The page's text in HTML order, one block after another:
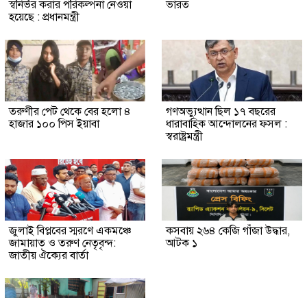
স্বনির্ভর করার পরিকল্পনা নেওয়া
হয়েছে : প্রধানমন্ত্রী
ভারত
তরুণীর পেট থেকে বের হলো ৪
হাজার ১০০ পিস ইয়াবা
গণঅভ্যুত্থান ছিল ১৭ বছরের
ধারাবাহিক আন্দোলনের ফসল :
স্বরাষ্ট্রমন্ত্রী
জুলাই বিপ্লবের স্মরণে একমঞ্চে
জামায়াত ও তরুণ নেতৃবৃন্দ:
জাতীয় ঐক্যের বার্তা
কসবায় ২৬৪ কেজি গাঁজা উদ্ধার,
আটক ১